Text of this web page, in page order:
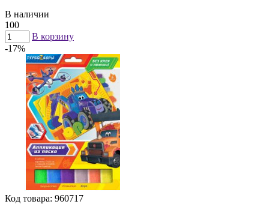
В наличии
100
В корзину
-17%
Код товара: 960717